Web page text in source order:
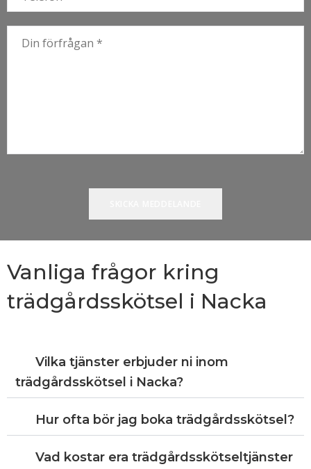
Vanliga frågor kring
trädgårdsskötsel i Nacka
Vilka tjänster erbjuder ni inom
trädgårdsskötsel i Nacka?
Hur ofta bör jag boka trädgårdsskötsel?
Vad kostar era trädgårdsskötseltjänster